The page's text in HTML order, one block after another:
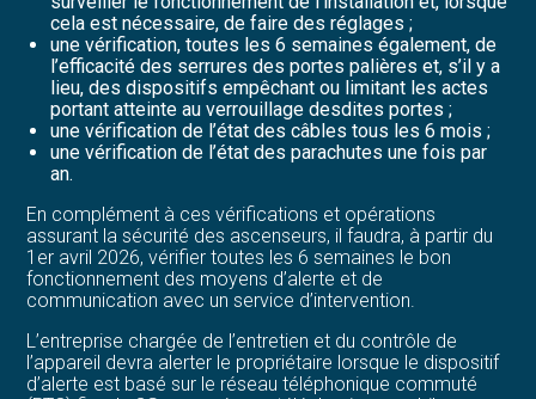
cela est nécessaire, de faire des réglages ;
une vérification, toutes les 6 semaines également, de
l’efficacité des serrures des portes palières et, s’il y a
lieu, des dispositifs empêchant ou limitant les actes
portant atteinte au verrouillage desdites portes ;
une vérification de l’état des câbles tous les 6 mois ;
une vérification de l’état des parachutes une fois par
an.
En complément à ces vérifications et opérations
assurant la sécurité des ascenseurs, il faudra, à partir du
1er avril 2026, vérifier toutes les 6 semaines le bon
fonctionnement des moyens d’alerte et de
communication avec un service d’intervention.
L’entreprise chargée de l’entretien et du contrôle de
l’appareil devra alerter le propriétaire lorsque le dispositif
d’alerte est basé sur le réseau téléphonique commuté